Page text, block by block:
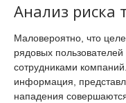
Анализ риска
Маловероятно, что
рядовых
сотрудниками
информация,
нападения